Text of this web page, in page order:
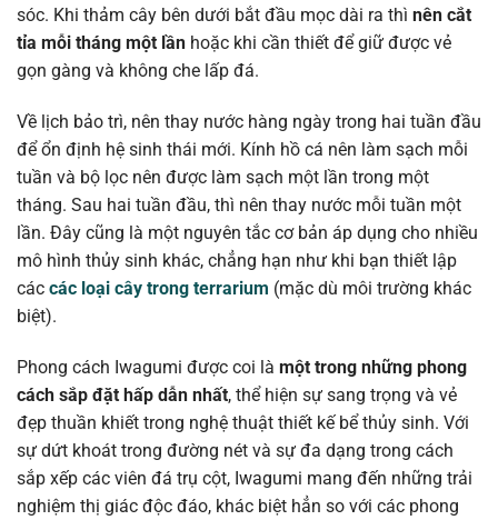
sóc. Khi thảm cây bên dưới bắt đầu mọc dài ra thì nên cắt
tỉa mỗi tháng một lần hoặc khi cần thiết để giữ được vẻ
gọn gàng và không che lấp đá.
Về lịch bảo trì, nên thay nước hàng ngày trong hai tuần đầu
để ổn định hệ sinh thái mới. Kính hồ cá nên làm sạch mỗi
tuần và bộ lọc nên được làm sạch một lần trong một
tháng. Sau hai tuần đầu, thì nên thay nước mỗi tuần một
lần. Đây cũng là một nguyên tắc cơ bản áp dụng cho nhiều
mô hình thủy sinh khác, chẳng hạn như khi bạn thiết lập
các các loại cây trong terrarium (mặc dù môi trường khác
biệt).
Phong cách Iwagumi được coi là một trong những phong
cách sắp đặt hấp dẫn nhất, thể hiện sự sang trọng và vẻ
đẹp thuần khiết trong nghệ thuật thiết kế bể thủy sinh. Với
sự dứt khoát trong đường nét và sự đa dạng trong cách
sắp xếp các viên đá trụ cột, Iwagumi mang đến những trải
nghiệm thị giác độc đáo, khác biệt hẳn so với các phong